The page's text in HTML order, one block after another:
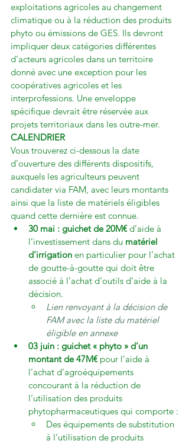
exploitations agricoles au changement
climatique ou à la réduction des produits
phyto ou émissions de GES. Ils devront
impliquer deux catégories différentes
d’acteurs agricoles dans un territoire
donné avec une exception pour les
coopératives agricoles et les
interprofessions. Une enveloppe
spécifique devrait être réservée aux
projets territoriaux dans les outre-mer.
CALENDRIER
Vous trouverez ci-dessous la date
d’ouverture des différents dispositifs,
auxquels les agriculteurs peuvent
candidater via FAM, avec leurs montants
ainsi que la liste de matériels éligibles
quand cette dernière est connue.
30 mai : guichet de 20M€ d’aide à
l’investissement dans du matériel
d’irrigation en particulier pour l’achat
de goutte-à-goutte qui doit être
associé à l’achat d’outils d’aide à la
décision.
Lien renvoyant à la décision de
FAM avec la liste du matériel
éligible en annexe
03 juin : guichet « phyto » d’un
montant de 47M€ pour l’aide à
l’achat d’agroéquipements
concourant à la réduction de
l’utilisation des produits
phytopharmaceutiques qui comporte :
Des équipements de substitution
à l’utilisation de produits